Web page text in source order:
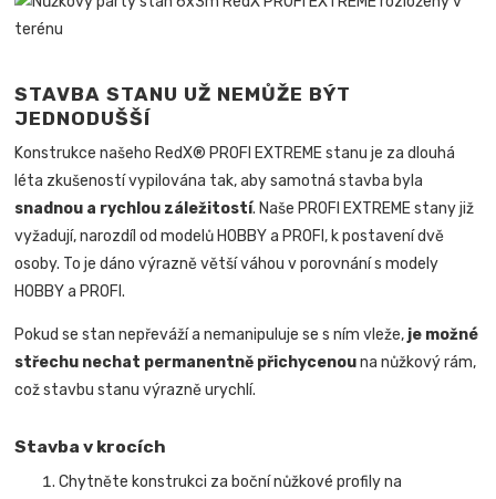
STAVBA STANU UŽ NEMŮŽE BÝT
JEDNODUŠŠÍ
Konstrukce našeho RedX® PROFI EXTREME stanu je za dlouhá
léta zkušeností vypilována tak, aby samotná stavba byla
snadnou a rychlou záležitostí. Naše PROFI EXTREME stany již
vyžadují, narozdíl od modelů HOBBY a PROFI, k postavení dvě
osoby. To je dáno výrazně větší váhou v porovnání s modely
HOBBY a PROFI.
Pokud se stan nepřeváží a nemanipuluje se s ním vleže, je možné
střechu nechat permanentně přichycenouna nůžkový rám,
což stavbu stanu výrazně urychlí.
Stavba v krocích
Chytněte konstrukci za boční nůžkové profily na